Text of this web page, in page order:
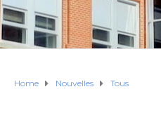
Home Nouvelles Tous